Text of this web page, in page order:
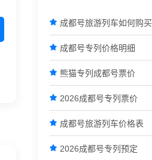
 成都号旅游列车如何购买
 成都号专列价格明细
 熊猫专列成都号票价
 2026成都号专列票价
 成都号旅游列车价格表
 2026成都号专列预定